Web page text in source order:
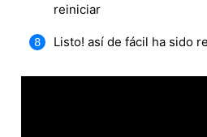
reiniciar
Listo! así de fácil ha sido